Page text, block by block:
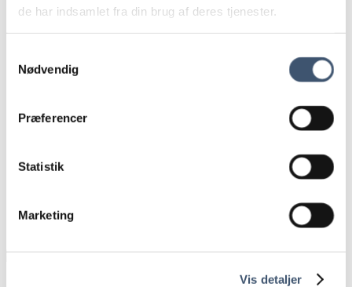
de har indsamlet fra din brug af deres tjenester.
Nødvendig
Præferencer
Statistik
Marketing
Vis detaljer
BØGER
God kommunikation for selvstændige
KUNDERNE SIGER OM MINE BØGER